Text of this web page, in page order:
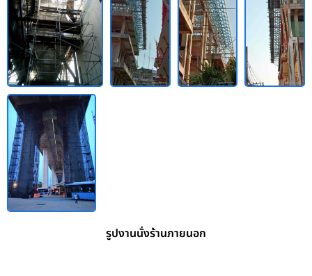
รูปงานนั่งร้านภายนอก